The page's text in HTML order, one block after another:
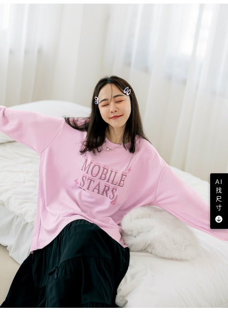
AI
找
尺
寸